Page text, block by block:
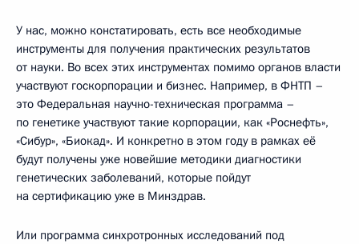
У нас, можно констатировать, есть все необходимые
инструменты для получения практических результатов
от науки. Во всех этих инструментах помимо органов власти
участвуют госкорпорации и бизнес. Например, в ФНТП –
это Федеральная научно-техническая программа –
по генетике участвуют такие корпорации, как «Роснефть»,
«Сибур», «Биокад». И конкретно в этом году в рамках её
будут получены уже новейшие методики диагностики
генетических заболеваний, которые пойдут
на сертификацию уже в Минздрав.
Или программа синхротронных исследований под